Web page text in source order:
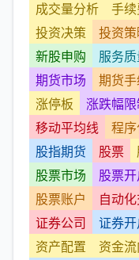
成交量分析
手续
投资决策
投资
新股申购
服务质
期货市场
期货
涨停板
涨跌幅限
移动平均线
程
股指期货
股票
股票市场
股票开
股票账户
自动
证券公司
证券开
资产配置
资金流